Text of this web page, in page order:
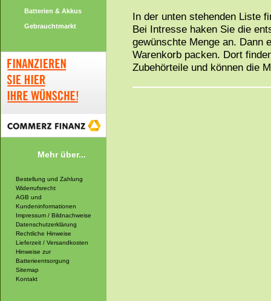
Batterien & Akkus
Gebrauchtmarkt
Mehr über...
Bestellung und Zahlung
Widerrufsrecht
AGB und
Kundeninformationen
Impressum / Bildnachweise
Datenschutzerklärung
Rechtliche Hinweise
Lieferzeit / Versandkosten
Hinweise zur
Batterieentsorgung
Sitemap
Kontakt
In der unten stehenden Liste
Bei Intresse haken Sie die
gewünschte Menge an. Dann
Warenkorb packen. Dort
Zubehörteile und können die